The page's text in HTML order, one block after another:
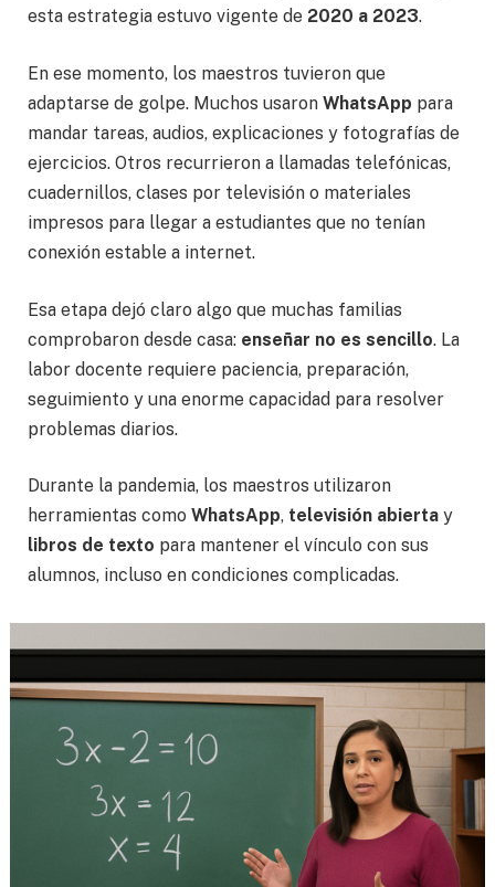
esta estrategia estuvo vigente de 2020 a 2023.
En ese momento, los maestros tuvieron que
adaptarse de golpe. Muchos usaron WhatsApp para
mandar tareas, audios, explicaciones y fotografías de
ejercicios. Otros recurrieron a llamadas telefónicas,
cuadernillos, clases por televisión o materiales
impresos para llegar a estudiantes que no tenían
conexión estable a internet.
Esa etapa dejó claro algo que muchas familias
comprobaron desde casa: enseñar no es sencillo. La
labor docente requiere paciencia, preparación,
seguimiento y una enorme capacidad para resolver
problemas diarios.
Durante la pandemia, los maestros utilizaron
herramientas como WhatsApp, televisión abierta y
libros de texto para mantener el vínculo con sus
alumnos, incluso en condiciones complicadas.